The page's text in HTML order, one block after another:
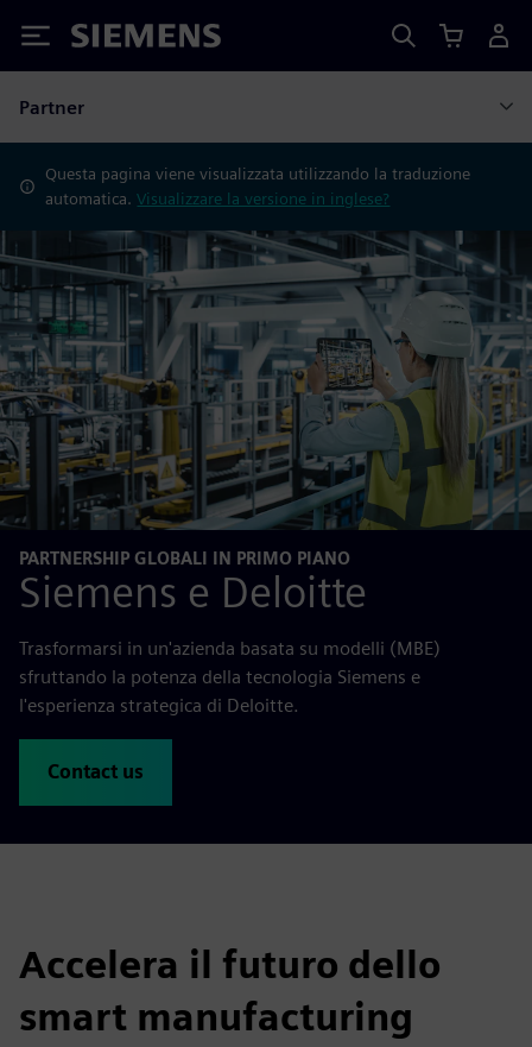
Siemens
Partner
Questa pagina viene visualizzata utilizzando la traduzione
automatica.Visualizzare la versione in inglese?
PARTNERSHIP GLOBALI IN PRIMO PIANO
Siemens e Deloitte
Trasformarsi in un'azienda basata su modelli (MBE)
sfruttando la potenza della tecnologia Siemens e
l'esperienza strategica di Deloitte.
Contact us
Accelera il futuro dello
smart manufacturing